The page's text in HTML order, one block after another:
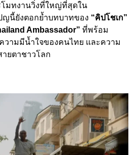
โมทงานวิ่งที่ใหญ่ที่สุดใน
ญนี้ยังตอกย้ำบทบาทของ “คิปโชเก”
Ambassador” ที่พร้อม
วามมีน้ำใจของคนไทย และความ
ายตาชาวโลก